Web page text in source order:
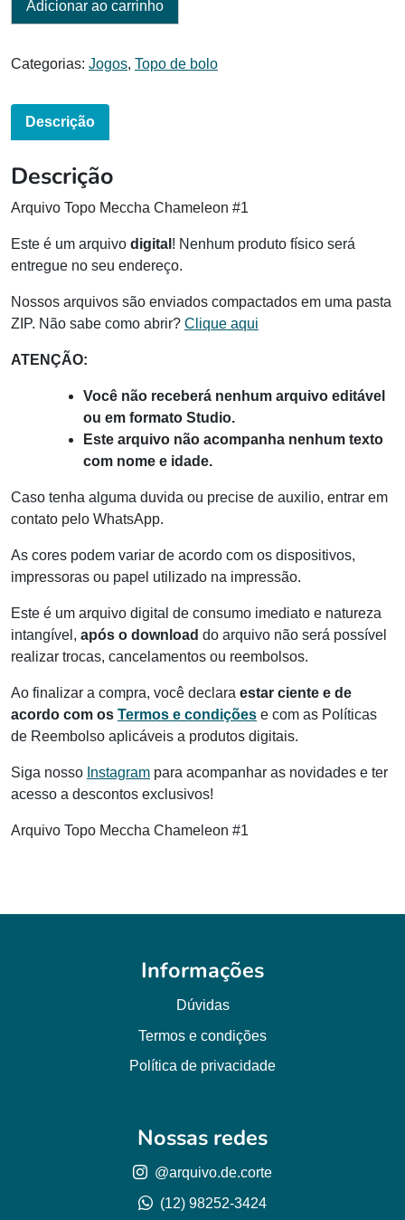
Adicionar ao carrinho
Categorias: Jogos, Topo de bolo
Descrição
Descrição
Arquivo Topo Meccha Chameleon #1
Este é um arquivo digital ! Nenhum produto físico será
entregue no seu endereço.
Nossos arquivos são enviados compactados em uma pasta
ZIP. Não sabe como abrir? Clique aqui
ATENÇÃO:
Você não receberá nenhum arquivo editável
ou em formato Studio.
Este arquivo não acompanha nenhum texto
com nome e idade.
Caso tenha alguma duvida ou precise de auxilio, entrar em
contato pelo WhatsApp.
As cores podem variar de acordo com os dispositivos,
impressoras ou papel utilizado na impressão.
Este é um arquivo digital de consumo imediato e natureza
intangível, após o download do arquivo não será possível
realizar trocas, cancelamentos ou reembolsos.
Ao finalizar a compra, você declara estar ciente e de
acordo com os Termos e condições e com as Políticas
de Reembolso aplicáveis a produtos digitais.
Siga nosso Instagram para acompanhar as novidades e ter
acesso a descontos exclusivos!
Arquivo Topo Meccha Chameleon #1
Informações
Dúvidas
Termos e condições
Política de privacidade
Nossas redes
@arquivo.de.corte
(12) 98252-3424